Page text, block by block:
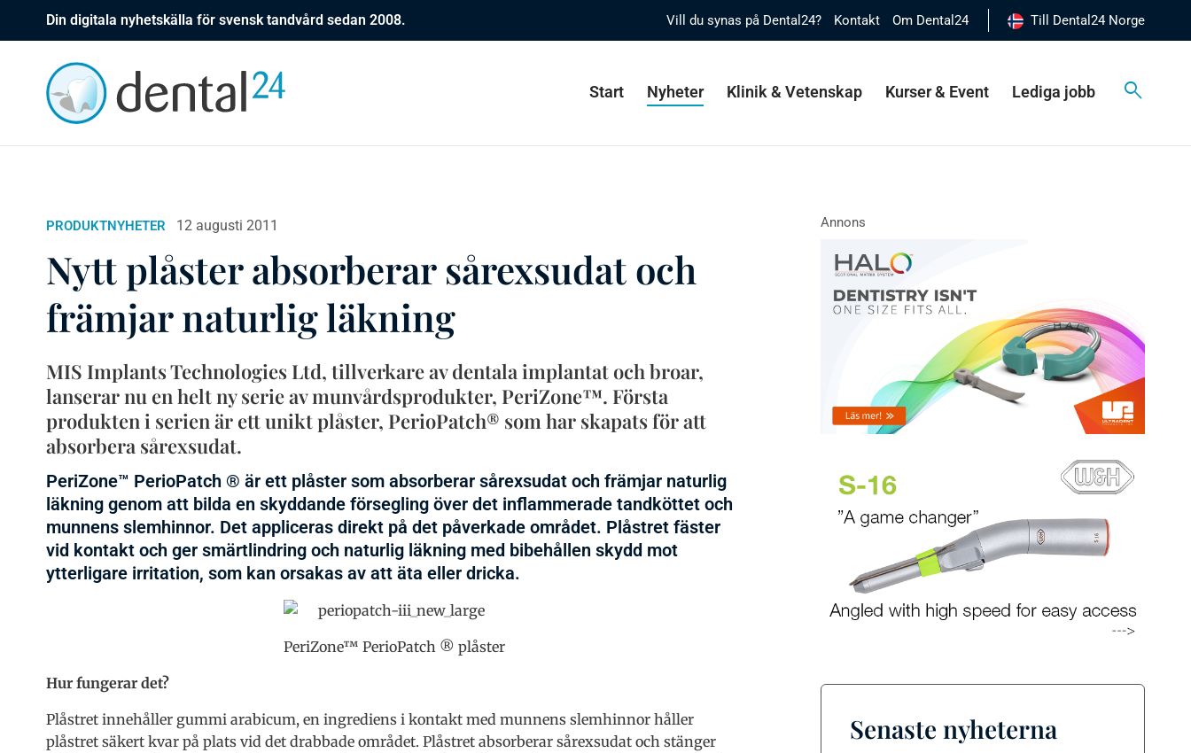
Din digitala nyhetskälla för svensk tandvård sedan 2008. Vill du synas på Dental24? Kontakt Om Dental24 Till Dental24 Norge
Start Nyheter Klinik & Vetenskap Kurser & Event Lediga jobb
PRODUKTNYHETER 12 augusti 2011
Nytt plåster absorberar sårexsudat och
främjar naturlig läkning
MIS Implants Technologies Ltd, tillverkare av dentala implantat och broar,
lanserar nu en helt ny serie av munvårdsprodukter, PeriZone™. Första
produkten i serien är ett unikt plåster, PerioPatch® som har skapats för att
absorbera sårexsudat.
PeriZone™ PerioPatch ® är ett plåster som absorberar sårexsudat och främjar naturlig
läkning genom att bilda en skyddande försegling över det inflammerade tandköttet och
munnens slemhinnor. Det appliceras direkt på det påverkade området. Plåstret fäster
vid kontakt och ger smärtlindring och naturlig läkning med bibehållen skydd mot
ytterligare irritation, som kan orsakas av att äta eller dricka.
PeriZone™ PerioPatch ® plåster
Hur fungerar det?
Plåstret innehåller gummi arabicum, en ingrediens i kontakt med munnens slemhinnor håller
plåstret säkert kvar på plats vid det drabbade området. Plåstret absorberar sårexsudat och stänger
Senaste nyheterna